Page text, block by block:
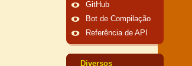
GitHub
Bot de Compilação
Referência de API
Diversos